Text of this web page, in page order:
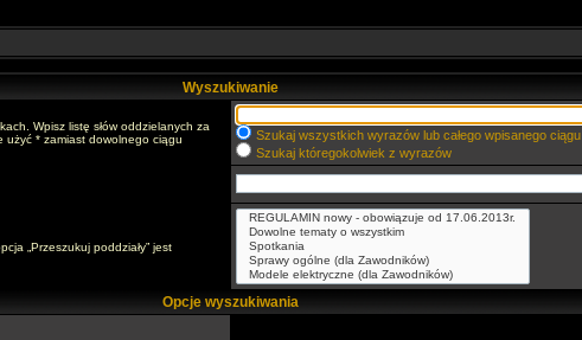
Wyszukiwanie
Wpisz listę słów oddzielanych za
użyć * zamiast dowolnego ciągu
Szukaj wszystkich wyrazów lub całego wpisanego ciągu
Szukaj któregokolwiek z wyrazów
„Przeszukuj poddziały” jest
Opcje wyszukiwania